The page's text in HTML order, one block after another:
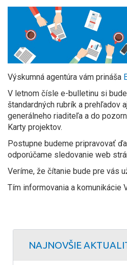
Výskumná agentúra vám prináša
V letnom čísle e-bulletinu si
štandardných rubrík a prehľadov
generálneho riaditeľa a do
Karty projektov.
Postupne budeme pripravovať
odporúčame sledovanie web
Veríme, že čítanie bude pre vás
Tím informovania a komunikácie
NAJNOVŠIE